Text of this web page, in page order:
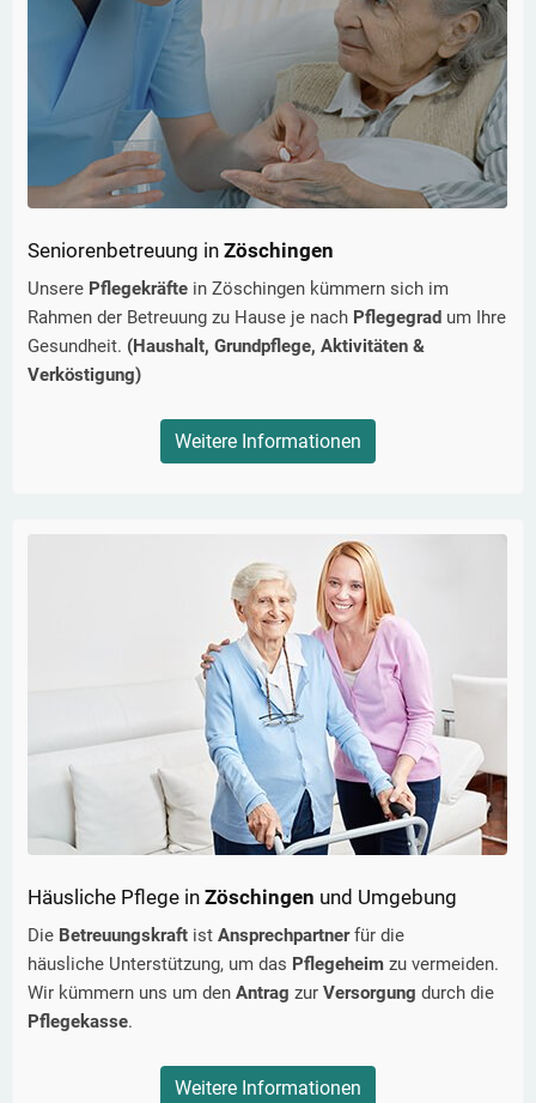
Seniorenbetreuung in Zöschingen
Unsere Pflegekräfte in Zöschingen kümmern sich im
Rahmen der Betreuung zu Hause je nach Pflegegrad um Ihre
Gesundheit. (Haushalt, Grundpflege, Aktivitäten &
Verköstigung)
Weitere Informationen
Häusliche Pflege in Zöschingen und Umgebung
Die Betreuungskraft ist Ansprechpartnerfür die
häusliche Unterstützung, um das Pflegeheim zu vermeiden.
Wir kümmern uns um den Antrag zur Versorgung durch die
Pflegekasse.
Weitere Informationen